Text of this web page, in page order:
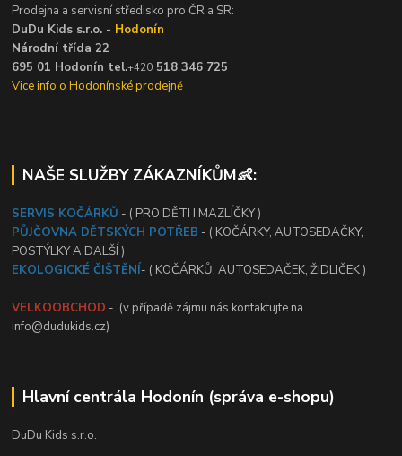
Prodejna a servisní středisko pro ČR a SR:
DuDu Kids s.r.o. - Hodonín
Národní třída 22
695 01 Hodonín tel.+420 518 346 725
Vice info o Hodonínské prodejně
NAŠE SLUŽBY ZÁKAZNÍKŮM👶:
SERVIS KOČÁRKŮ - ( PRO DĚTI I MAZLÍČKY )
PŮJČOVNA DĚTSKÝCH POTŘEB - ( KOČÁRKY, AUTOSEDAČKY,
POSTÝLKY A DALŠÍ )
EKOLOGICKÉ ČIŠTĚNÍ- ( KOČÁRKŮ, AUTOSEDAČEK, ŽIDLIČEK )
VELKOOBCHOD - (v případě zájmu nás kontaktujte na
info@dudukids.cz)
Hlavní centrála Hodonín (správa e-shopu)
DuDu Kids s.r.o.